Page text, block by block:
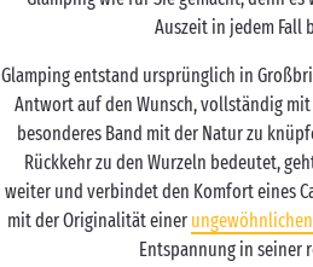
Auszeit in jedem Fall
Glamping entstand ursprünglich in
Antwort auf den Wunsch, vollständig
besonderes Band mit der Natur zu
Rückkehr zu den Wurzeln bedeutet,
weiter und verbindet den Komfort eines
mit der Originalität einer
Entspannung in seiner